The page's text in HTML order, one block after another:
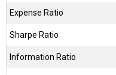
Expense Ratio
Sharpe Ratio
Information Ratio